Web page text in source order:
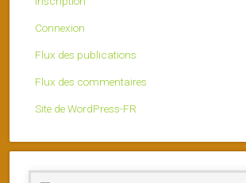
Connexion
Flux des publications
Flux des commentaires
Site de WordPress-FR